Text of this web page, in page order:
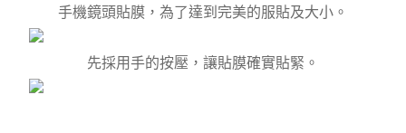
手機鏡頭貼膜，為了達到完美的服貼及大小。
先採用手的按壓，讓貼膜確實貼緊。